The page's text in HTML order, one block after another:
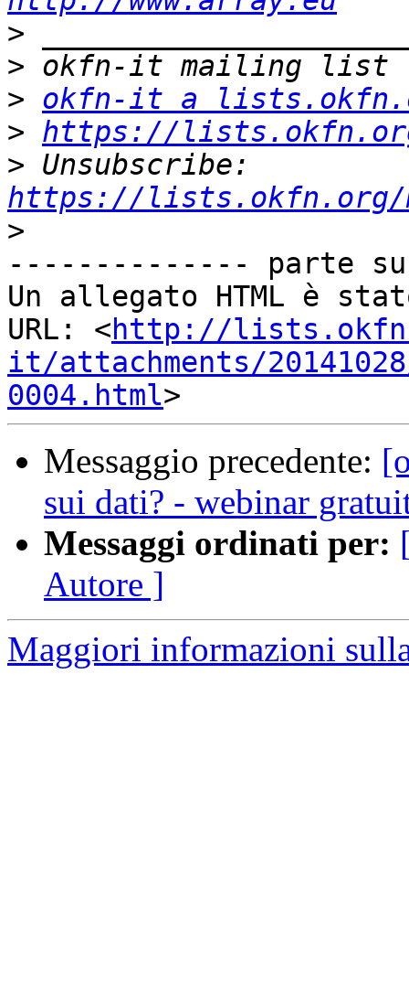
>
>
> okfn-it a
> https://
>
https://lists.okfn.org/
>
-------------- parte
Un allegato HTML è
URL: <http://
it/attachments/
0004.html
Messaggio precedente:
sui dati? - webinar
Messaggi ordinati per:
Autore ]
Maggiori informazioni